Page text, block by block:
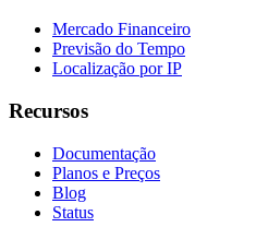
Mercado Financeiro
Previsão do Tempo
Localização por IP
Recursos
Documentação
Planos e Preços
Blog
Status